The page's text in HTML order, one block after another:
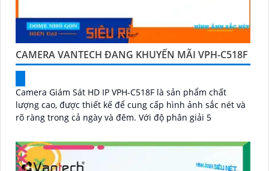
CAMERA VANTECH ĐANG KHUYẾN MÃI VPH-C518F
Camera Giám Sát HD IP VPH-C518F là sản phẩm chất
lượng cao, được thiết kế để cung cấp hình ảnh sắc nét và
rõ ràng trong cả ngày và đêm. Với độ phân giải 5